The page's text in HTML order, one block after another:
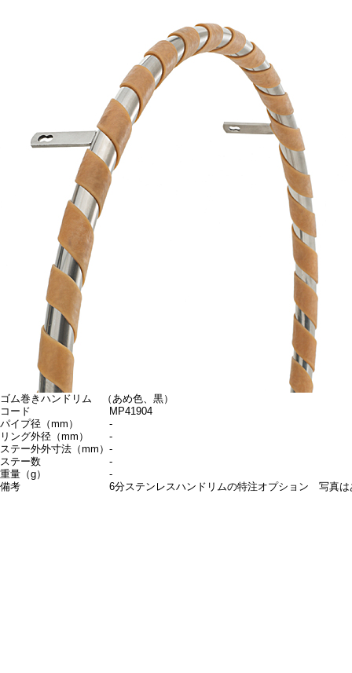
ゴム巻きハンドリム （あめ色、黒）
コード
MP41904
パイプ径（mm）
-
リング外径（mm）
-
ステー外外寸法（mm） -
ステー数
-
重量（g）
-
備考
6分ステンレスハンドリムの特注オプション 写真は